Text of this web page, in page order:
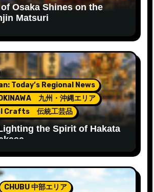
Osaka Shines on the
Matsuri
Today’s Regional News
九州・沖縄エリア
Crafts 伝統工芸品
the Spirit of Hakata
CHUBU 中部エリア